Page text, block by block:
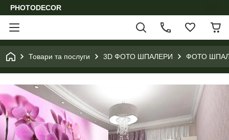
PHOTODECOR
Товари та послуги 3D ФОТО ШПАЛЕРИ ФОТО